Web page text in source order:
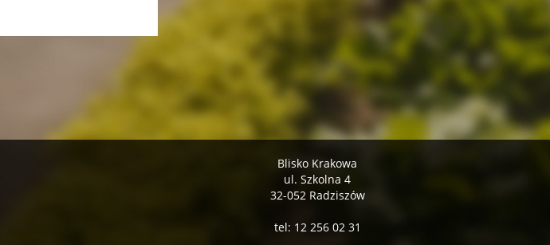
Blisko Krakowa
ul. Szkolna 4
32-052 Radziszów
tel: 12 256 02 31